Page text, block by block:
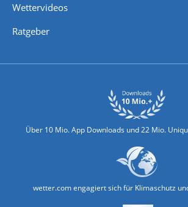
Wettervideos
Ratgeber
Über 10 Mio. App Downloads und 22 Mio.
wetter.com engagiert sich für Klimaschutz